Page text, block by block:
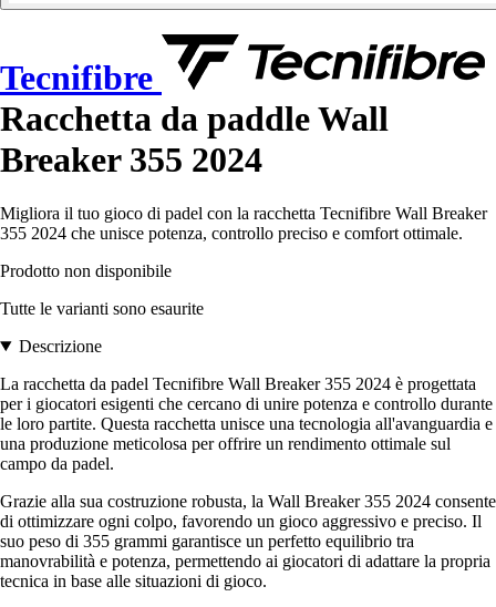
Tecnifibre
Racchetta da paddle Wall
Breaker 355 2024
Migliora il tuo gioco di padel con la racchetta Tecnifibre Wall Breaker
355 2024 che unisce potenza, controllo preciso e comfort ottimale.
Prodotto non disponibile
Tutte le varianti sono esaurite
Descrizione
La racchetta da padel Tecnifibre Wall Breaker 355 2024 è progettata
per i giocatori esigenti che cercano di unire potenza e controllo durante
le loro partite. Questa racchetta unisce una tecnologia all'avanguardia e
una produzione meticolosa per offrire un rendimento ottimale sul
campo da padel.
Grazie alla sua costruzione robusta, la Wall Breaker 355 2024 consente
di ottimizzare ogni colpo, favorendo un gioco aggressivo e preciso. Il
suo peso di 355 grammi garantisce un perfetto equilibrio tra
manovrabilità e potenza, permettendo ai giocatori di adattare la propria
tecnica in base alle situazioni di gioco.